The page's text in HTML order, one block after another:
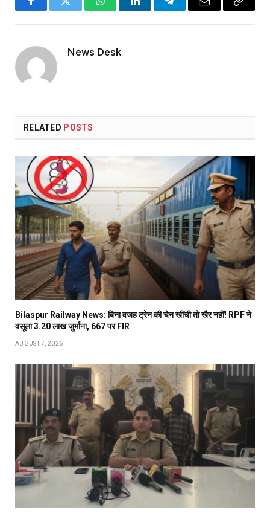
FacebookTwitter WhatsAppLinkedInTelegramEmail
Copy
News Desk
RELATED POSTS
Bilaspur Railway News: बिना वजह ट्रेन की चेन खींची तो खैर नहीं! RPF ने
वसूला 3.20 लाख जुर्माना, 667 पर FIR
AUGUST 7, 2026